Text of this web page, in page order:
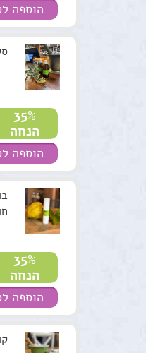
הוספה
35%
הנחה
הוספה
35%
הנחה
הוספה